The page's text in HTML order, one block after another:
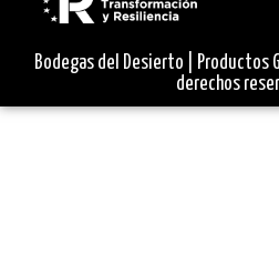
Bodegas del Desierto | Productos
derechos